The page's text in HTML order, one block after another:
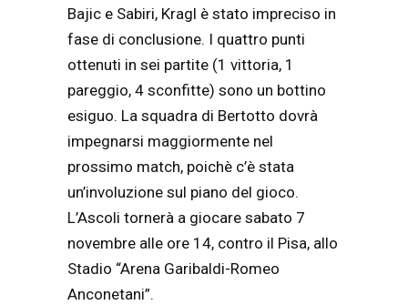
Bajic e Sabiri, Kragl è stato impreciso in
fase di conclusione. I quattro punti
ottenuti in sei partite (1 vittoria, 1
pareggio, 4 sconfitte) sono un bottino
esiguo. La squadra di Bertotto dovrà
impegnarsi maggiormente nel
prossimo match, poichè c’è stata
un’involuzione sul piano del gioco.
L’Ascoli tornerà a giocare sabato 7
novembre alle ore 14, contro il Pisa, allo
Stadio “Arena Garibaldi-Romeo
Anconetani”.